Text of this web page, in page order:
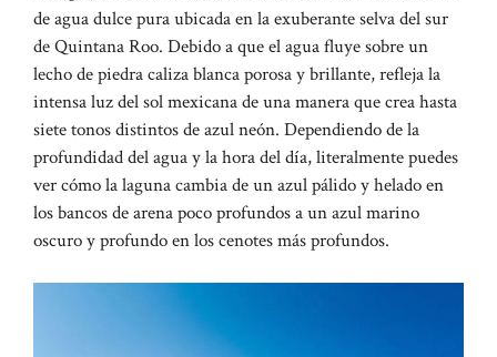
de agua dulce pura ubicada en la exuberante selva del sur
de Quintana Roo. Debido a que el agua fluye sobre un
lecho de piedra caliza blanca porosa y brillante, refleja la
intensa luz del sol mexicana de una manera que crea hasta
siete tonos distintos de azul neón. Dependiendo de la
profundidad del agua y la hora del día, literalmente puedes
ver cómo la laguna cambia de un azul pálido y helado en
los bancos de arena poco profundos a un azul marino
oscuro y profundo en los cenotes más profundos.